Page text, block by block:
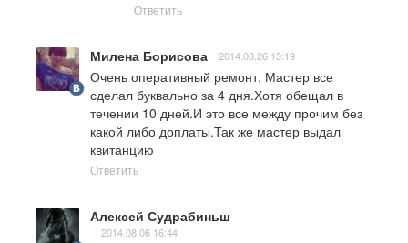
Ответить
Милена Борисова 2014.08.26 13:19
Очень оперативный ремонт. Мастер все
сделал буквально за 4 дня.Хотя обещал в
течении 10 дней.И это все между прочим без
какой либо доплаты.Так же мастер выдал
квитанцию
Ответить
Алексей Судрабиньш
2014.08.06 16:44